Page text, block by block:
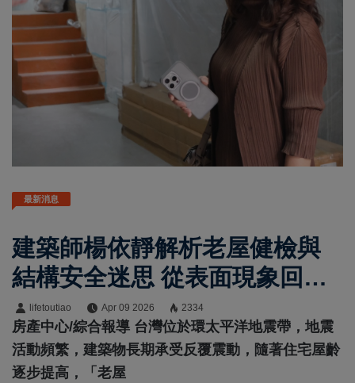
最新消息
建築師楊依靜解析老屋健檢與
結構安全迷思 從表面現象回到
整體受力判讀
lifetoutiao Apr 09 2026 2334
房產中心/綜合報導 台灣位於環太平洋地震帶，地震
活動頻繁，建築物長期承受反覆震動，隨著住宅屋齡
逐步提高，「老屋